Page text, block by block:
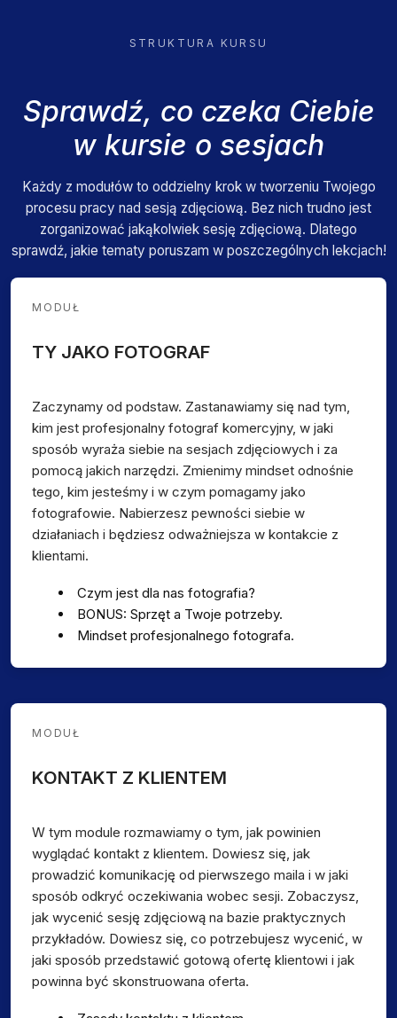
STRUKTURA KURSU
Sprawdź, co czeka Ciebie
w kursie o sesjach
Każdy z modułów to oddzielny krok w tworzeniu Twojego
procesu pracy nad sesją zdjęciową. Bez nich trudno jest
zorganizować jakąkolwiek sesję zdjęciową. Dlatego
sprawdź, jakie tematy poruszam w poszczególnych lekcjach!
MODUŁ
TY JAKO FOTOGRAF
Zaczynamy od podstaw. Zastanawiamy się nad tym,
kim jest profesjonalny fotograf komercyjny, w jaki
sposób wyraża siebie na sesjach zdjęciowych i za
pomocą jakich narzędzi. Zmienimy mindset odnośnie
tego, kim jesteśmy i w czym pomagamy jako
fotografowie. Nabierzesz pewności siebie w
działaniach i będziesz odważniejsza w kontakcie z
klientami.
Czym jest dla nas fotografia?
BONUS: Sprzęt a Twoje potrzeby.
Mindset profesjonalnego fotografa.
MODUŁ
KONTAKT Z KLIENTEM
W tym module rozmawiamy o tym, jak powinien
wyglądać kontakt z klientem. Dowiesz się, jak
prowadzić komunikację od pierwszego maila i w jaki
sposób odkryć oczekiwania wobec sesji. Zobaczysz,
jak wycenić sesję zdjęciową na bazie praktycznych
przykładów. Dowiesz się, co potrzebujesz wycenić, w
jaki sposób przedstawić gotową ofertę klientowi i jak
powinna być skonstruowana oferta.